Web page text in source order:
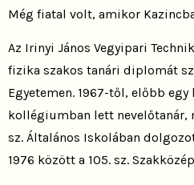
Még fiatal volt, amikor
Az Irinyi János Vegyipari
fizika szakos tanári diplomát
Egyetemen. 1967-től, előbb
kollégiumban lett nevelőtanár,
sz. Általános Iskolában
1976 között a 105. sz.